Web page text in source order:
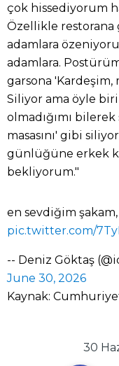
çok hissediyorum
Özellikle restorana
adamlara
adamlara.
garsona 'Kardeşim,
Siliyor ama öyle biri
olmadığımı
masasını' gibi
günlüğüne erkek
bekliyorum."
en sevdiğim
pic.twitter.com/
-- Deniz Göktaş
June 30, 2026
Kaynak:
30